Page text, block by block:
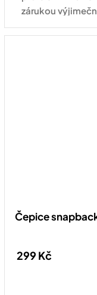
zárukou
Čepice
299 Kč